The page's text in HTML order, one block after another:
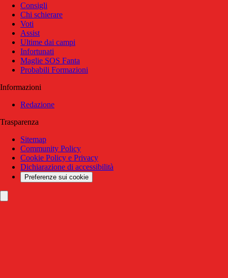
Consigli
Chi schierare
Voti
Assist
Ultime dai campi
Infortunati
Maglie SOS Fanta
Probabili Formazioni
Informazioni
Redazione
Trasparenza
Sitemap
Community Policy
Cookie Policy e Privacy
Dichiarazione di accessibilità
Preferenze sui cookie